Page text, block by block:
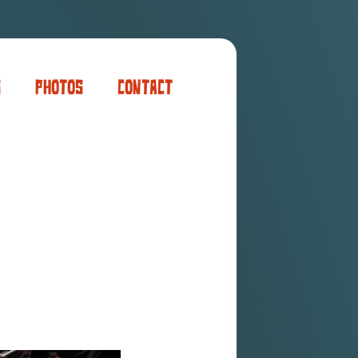
Photos Contact